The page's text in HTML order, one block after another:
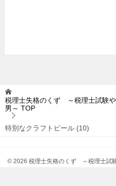
税理士失格のくず ～税理士試験
男～ TOP
特別なクラフトビール (10)
© 2026 税理士失格のくず ～税理士試